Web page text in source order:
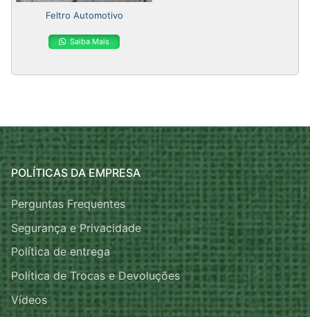
Feltro Automotivo
Saiba Mais
POLÍTICAS DA EMPRESA
Perguntas Frequentes
Segurança e Privacidade
Política de entrega
Política de Trocas e Devoluções
Vídeos